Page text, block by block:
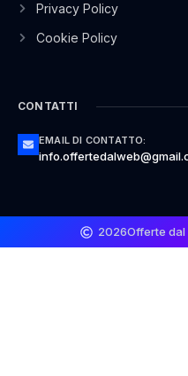
Privacy Policy
Cookie Policy
CONTATTI
EMAIL DI CONTATTO:
2026Offerte dal